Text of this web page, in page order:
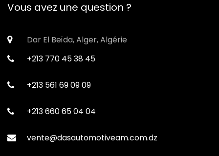
Vous avez une question ?
Dar El Beïda, Alger, Algérie
+213 770 45 38 45
+213 561 69 09 09
+213 660 65 04 04
vente@dasautomotiveam.com.dz